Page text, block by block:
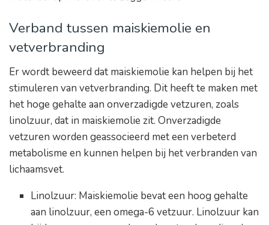
Verband tussen maiskiemolie en
vetverbranding
Er wordt beweerd dat maiskiemolie kan helpen bij het
stimuleren van vetverbranding. Dit heeft te maken met
het hoge gehalte aan onverzadigde vetzuren, zoals
linolzuur, dat in maiskiemolie zit. Onverzadigde
vetzuren worden geassocieerd met een verbeterd
metabolisme en kunnen helpen bij het verbranden van
lichaamsvet.
Linolzuur: Maiskiemolie bevat een hoog gehalte
aan linolzuur, een omega-6 vetzuur. Linolzuur kan